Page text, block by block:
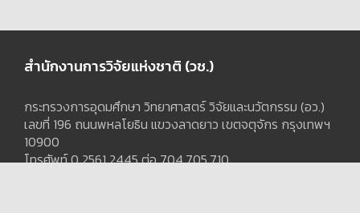
สำนักงานการวิจัยแห่งชาติ (วช.)
กระทรวงการอุดมศึกษา วิทยาศาสตร์ วิจัยและนวัตกรรม (อว.)
เลขที่ 196 ถนนพหลโยธิน แขวงลาดยาว เขตจตุจักร กรุงเทพฯ
10900
โทรศัพท์0 2561 2445ต่อ 704,705,710